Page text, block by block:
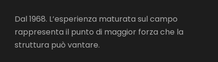
Dal 1968. L’esperienza maturata sul campo
rappresenta il punto di maggior forza che la
struttura può vantare.